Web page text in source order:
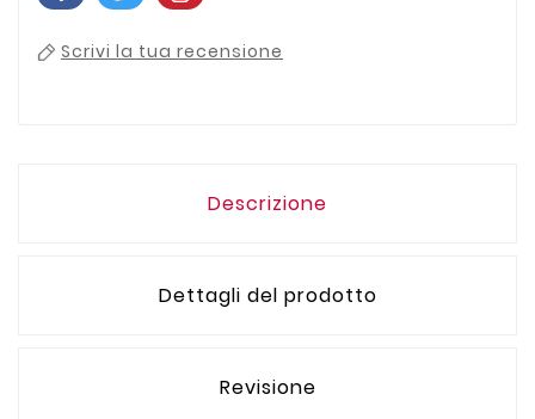
Scrivi la tua recensione
Descrizione
Dettagli del prodotto
Revisione